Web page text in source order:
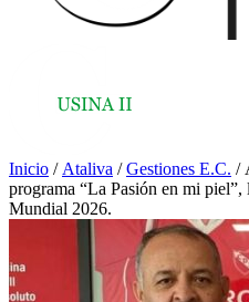
Inicio / Ataliva /Gestiones E.C. /
programa “La Pasión en mi
Mundial 2026.